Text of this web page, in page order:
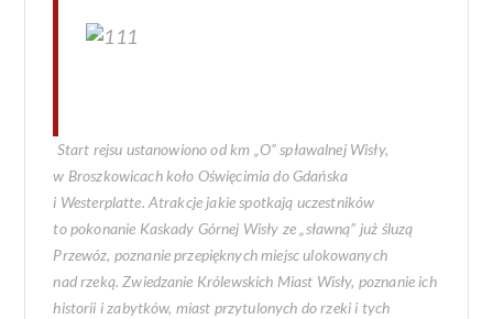
Start rejsu ustanowiono odkm „O” spławalnej Wisły,
w Broszkowicach koło Oświęcimia do Gdańska
i Westerplatte. Atrakcje jakie spotkają uczestników
to pokonanie Kaskady Górnej Wisły ze „sławną” już śluzą
Przewóz, poznanie przepięknych miejsc ulokowanych
nad rzeką. Zwiedzanie Królewskich Miast Wisły, poznanie ich
historii i zabytków, miast przytulonych do rzeki i tych